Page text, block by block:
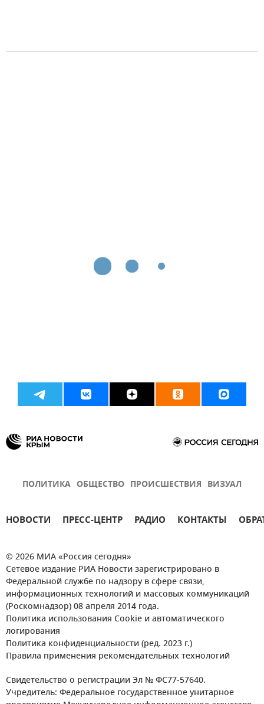
ПОЛИТИКА ОБЩЕСТВО ПРОИСШЕСТВИЯ ВИЗУАЛ
НОВОСТИ ПРЕСС-ЦЕНТР РАДИО КОНТАКТЫ
© 2026 МИА «Россия сегодня»
Сетевое издание РИА Новости зарегистрировано в
Федеральной службе по надзору в сфере связи,
информационных технологий и массовых коммуникаций
(Роскомнадзор) 08 апреля 2014 года.
Политика использования Cookie и автоматического
логирования
Политика конфиденциальности (ред. 2023 г.)
Правила применения рекомендательных технологий
Свидетельство о регистрации Эл № ФС77-57640.
Учредитель: Федеральное государственное унитарное